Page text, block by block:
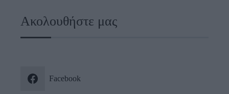
Ακολουθήστε μας
Facebook